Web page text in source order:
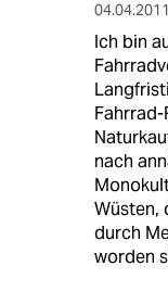
04.04.2011
Ich bin
Fahrrad-
nach
Wüsten,
durch
worden